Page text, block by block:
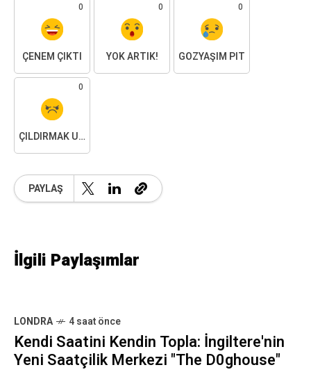
0
ÇENEM ÇIKTI
0
YOK ARTIK!
0
GÖZYAŞIM PIT
0
ÇILDIRMAK ÜZEREYIM
PAYLAŞ
İlgili Paylaşımlar
LONDRA 4 saat önce
Kendi Saatini Kendin Topla: İngiltere'nin
Yeni Saatçilik Merkezi "The D0ghouse"